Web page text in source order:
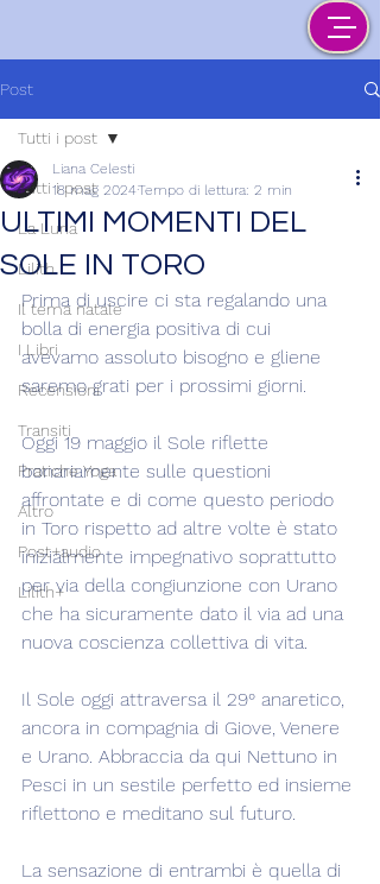
Post
Tutti i post
La Luna
Lilith
Il tema natale
I Libri
Recensioni
Transiti
Pratiche Yoga
Altro
Post+audio
Lilith+
Tutti i post
ULTIMI MOMENTI DEL
SOLE IN TORO
Liana Celesti
18 mag 2024Tempo di lettura: 2 min
Prima di uscire ci sta regalando una
bolla di energia positiva di cui
avevamo assoluto bisogno e gliene
saremo grati per i prossimi giorni.
Oggi 19 maggio il Sole riflette
bonariamente sulle questioni
affrontate e di come questo periodo
in Toro rispetto ad altre volte è stato
inizialmente impegnativo soprattutto
per via della congiunzione con Urano
che ha sicuramente dato il via ad una
nuova coscienza collettiva di vita.
Il Sole oggi attraversa il 29° anaretico,
ancora in compagnia di Giove, Venere
e Urano. Abbraccia da qui Nettuno in
Pesci in un sestile perfetto ed insieme
riflettono e meditano sul futuro.
La sensazione di entrambi è quella di